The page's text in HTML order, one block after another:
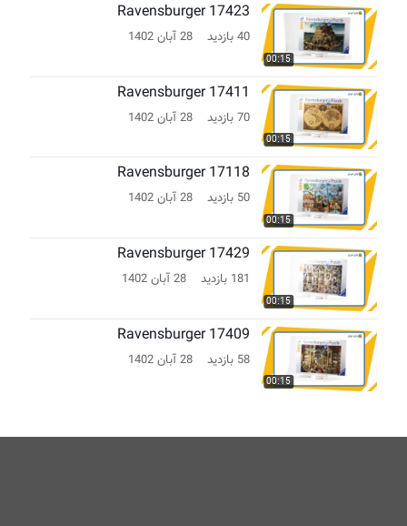
00:15
Ravensburger 17423
40 بازدید 28 آبان 1402
00:15
Ravensburger 17411
70 بازدید 28 آبان 1402
00:15
Ravensburger 17118
50 بازدید 28 آبان 1402
00:15
Ravensburger 17429
181 بازدید 28 آبان 1402
00:15
Ravensburger 17409
58 بازدید 28 آبان 1402